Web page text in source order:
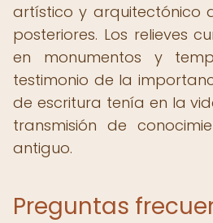
artístico y arquitectónico
posteriores. Los relieves
en monumentos y
testimonio de la
de escritura tenía en la
transmisión de
antiguo.
Preguntas